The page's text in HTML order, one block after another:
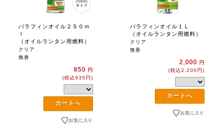
パラフィンオイル２５０ｍ
ｌ
（オイルランタン用燃料）
クリア
無香
850 円
(税込935円)
パラフィンオイル１Ｌ
（オイルランタン用燃料）
クリア
無香
2,000 円
(税込2,200円)